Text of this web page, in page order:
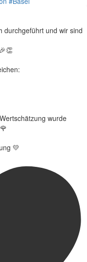
durchgeführt und wir sind
wurde
💛